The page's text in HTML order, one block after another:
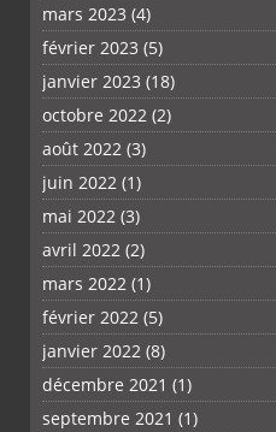
mars 2023 (4)
février 2023 (5)
janvier 2023 (18)
octobre 2022 (2)
août 2022 (3)
juin 2022 (1)
mai 2022 (3)
avril 2022 (2)
mars 2022 (1)
février 2022 (5)
janvier 2022 (8)
décembre 2021 (1)
septembre 2021 (1)